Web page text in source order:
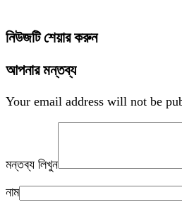
নিউজটি শেয়ার করুন
আপনার মন্তব্য
Your email address will not be
মন্তব্য লিখুন
নাম